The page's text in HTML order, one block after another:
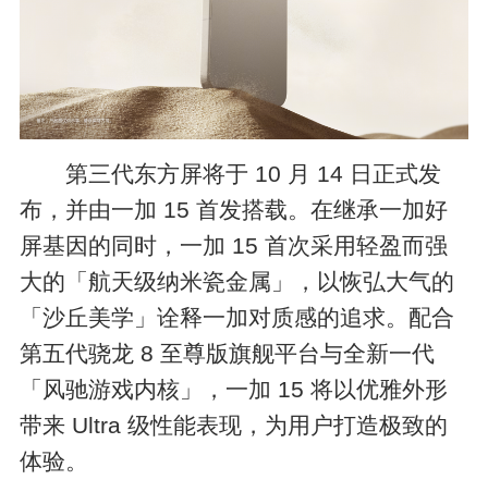
第三代东方屏将于 10 月 14 日正式发
布，并由一加 15 首发搭载。在继承一加好
屏基因的同时，一加 15 首次采用轻盈而强
大的「航天级纳米瓷金属」，以恢弘大气的
「沙丘美学」诠释一加对质感的追求。配合
第五代骁龙 8 至尊版旗舰平台与全新一代
「风驰游戏内核」，一加 15 将以优雅外形
带来 Ultra 级性能表现，为用户打造极致的
体验。